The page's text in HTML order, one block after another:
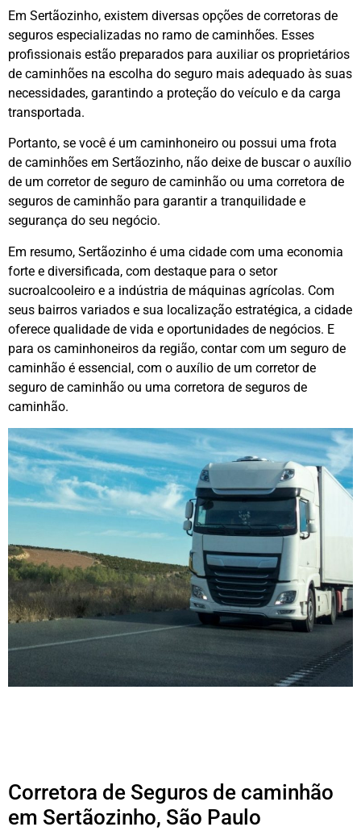
Em Sertãozinho, existem diversas opções de corretoras de
seguros especializadas no ramo de caminhões. Esses
profissionais estão preparados para auxiliar os proprietários
de caminhões na escolha do seguro mais adequado às suas
necessidades, garantindo a proteção do veículo e da carga
transportada.
Portanto, se você é um caminhoneiro ou possui uma frota
de caminhões em Sertãozinho, não deixe de buscar o auxílio
de um corretor de seguro de caminhão ou uma corretora de
seguros de caminhão para garantir a tranquilidade e
segurança do seu negócio.
Em resumo, Sertãozinho é uma cidade com uma economia
forte e diversificada, com destaque para o setor
sucroalcooleiro e a indústria de máquinas agrícolas. Com
seus bairros variados e sua localização estratégica, a cidade
oferece qualidade de vida e oportunidades de negócios. E
para os caminhoneiros da região, contar com um seguro de
caminhão é essencial, com o auxílio de um corretor de
seguro de caminhão ou uma corretora de seguros de
caminhão.
Corretora de Seguros de caminhão
em Sertãozinho, São Paulo